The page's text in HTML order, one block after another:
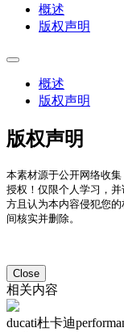
概述
版权声明
概述
版权声明
版权声明
本素材源于公开网络收
授权！仅限个人学习，
方且认为本内容侵犯您
间核实并删除。
Close
相关内容
ducati杜卡迪